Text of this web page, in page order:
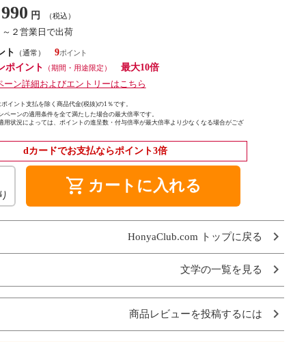
990 円 （税込）
～２営業日で出荷
ト
（通常）
9
ポイント
（期間・用途限定）
最大10倍
ーン詳細およびエントリーはこちら
イント支払を除く商品代金(税抜)の1％です。
ペーンの適用条件を全て満たした場合の最大倍率です。
用状況によっては、ポイントの進呈数・付与倍率が最大倍率より少なくなる場合がござ
dカードでお支払ならポイント3倍
shopping_cart カートに入れる
HonyaClub.com トップに戻る
文学の一覧を見る
商品レビューを投稿するには